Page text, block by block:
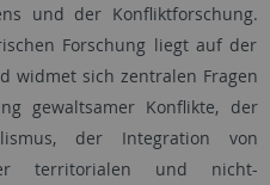
und der Konflikt­forschung.
Forschung liegt auf der
widmet sich zentralen Fragen
gewaltsamer Konflikte, der
der Integration von
territorialen und nicht-